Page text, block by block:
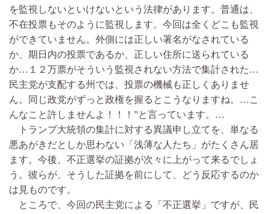
を監視しないといけないという法律があります。普通は、
不在投票もそのように監視します。今回は全くどこも監視
ができていません。外側には正しい署名がなされている
か、期日内の投票であるか、正しい住所に送られている
か…１２万票がそういう監視されない方法で集計された…
民主党が支配する州では、投票の機械も正しくありませ
ん。同じ政党がずっと政権を握るとこうなりますね。…こ
んなこと許しませんよ！！！”と言っています。…
トランプ大統領の集計に対する異議申し立てを、単なる
悪あがきだとしか思わない「浅薄な人たち」がたくさん居
ます。今後、不正選挙の証拠が次々に上がって来るでしょ
う。彼らが、そうした証拠を前にして、どう反応するのか
は見ものです。
ところで、今回の民主党による「不正選挙」ですが、民